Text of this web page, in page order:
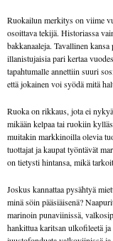
Ruokailun merkitys on viime
osoittava tekijä. Historiassa
bakkanaaleja. Tavallinen
illanistujaisia pari kertaa
tapahtumalle annettiin suuri
että jokainen voi syödä mitä
Ruoka on rikkaus, jota ei
mikään kelpaa tai ruokiin
muitakin markkinoilla olevia
tuottajat ja kaupat työntävät
on tietysti hintansa, mikä
Joskus kannattaa pysähtyä
minä söin pääsiäisenä?
marinoin punaviinissä,
hankittua karitsan ulkofileetä